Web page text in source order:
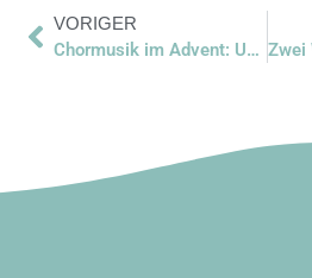
VORIGER
Chormusik im Advent: Unser musikalisches Highlight zur Weihnachtszeit